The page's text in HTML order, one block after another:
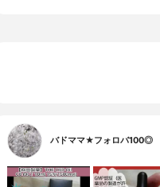
バドママ★フォロバ100◎